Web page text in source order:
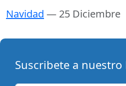
Navidad — 25 Diciembre
Suscribete a nuestro